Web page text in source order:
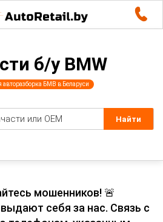
б/у BMW
авторазборка БМВ в Беларуси
мошенников! 🚨
себя за нас. Связь с